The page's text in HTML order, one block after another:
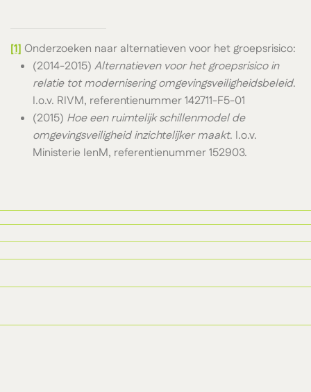
[1] Onderzoeken naar alternatieven voor het groepsrisico:
(2014-2015) Alternatieven voor het groepsrisico in
relatie tot modernisering omgevingsveiligheidsbeleid.
I.o.v. RIVM, referentienummer 142711-F5-01
(2015) Hoe een ruimtelijk schillenmodel de
omgevingsveiligheid inzichtelijker maakt. I.o.v.
Ministerie IenM, referentienummer 152903.